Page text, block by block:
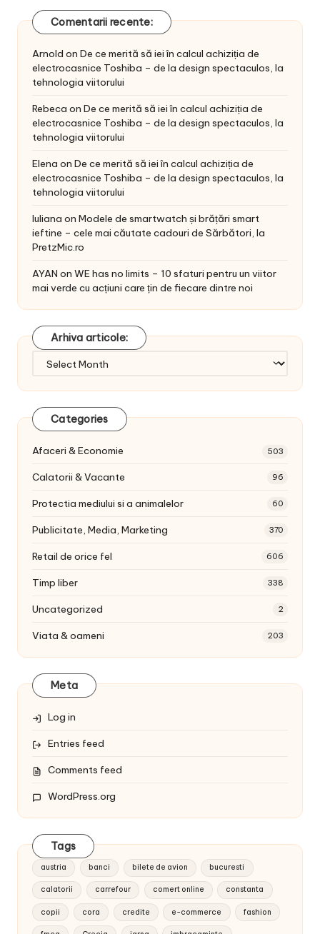
Comentarii recente:
Arnold on De ce merită să iei în calcul achiziția de
electrocasnice Toshiba – de la design spectaculos, la
tehnologia viitorului
Rebeca on De ce merită să iei în calcul achiziția de
electrocasnice Toshiba – de la design spectaculos, la
tehnologia viitorului
Elena on De ce merită să iei în calcul achiziția de
electrocasnice Toshiba – de la design spectaculos, la
tehnologia viitorului
Iuliana on Modele de smartwatch și brățări smart
ieftine – cele mai căutate cadouri de Sărbători, la
PretzMic.ro
AYAN on WE has no limits – 10 sfaturi pentru un viitor
mai verde cu acțiuni care țin de fiecare dintre noi
Arhiva articole:
Arhiva
Categories
Afaceri & Economie 503
Calatorii & Vacante 96
Protectia mediului si a animalelor 60
Publicitate, Media, Marketing 370
Retail de orice fel 606
Timp liber 338
Uncategorized 2
Viata & oameni 203
Meta
Log in
Entries feed
Comments feed
WordPress.org
Tags
austria banci bilete de avion bucuresti
calatorii carrefour comert online constanta
copii cora credite e-commerce fashion